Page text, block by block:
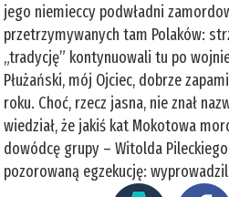
jego niemieccy podwładni
przetrzymywanych tam Polaków:
„tradycję” kontynuowali tu po
Płużański, mój Ojciec, dobrze
roku. Choć, rzecz jasna, nie znał
wiedział, że jakiś kat Mokotowa
dowódcę grupy – Witolda
pozorowaną egzekucję: